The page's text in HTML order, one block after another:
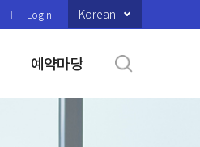
Login Korean
예약마당